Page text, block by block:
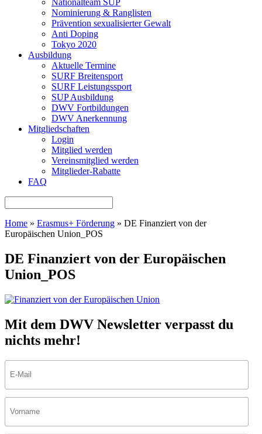
Nationalteam SUP
Nominierung & Ranglisten
Prävention sexualisierter Gewalt
Anti Doping
Tokyo 2020
Ausbildung
Aktuelle Termine
SURF Breitensport
SURF Leistungssport
SUP Ausbildung
DWV Fortbildungen
DWV Anerkennung
Mitgliedschaften
Login
Mitglied werden
Vereinsmitglied werden
Mitglieder-Rabatte
FAQ
Home » Erasmus+ Förderung » DE Finanziert von der
Europäischen Union_POS
DE Finanziert von der Europäischen
Union_POS
Mit dem DWV Newsletter verpasst du
nichts mehr!